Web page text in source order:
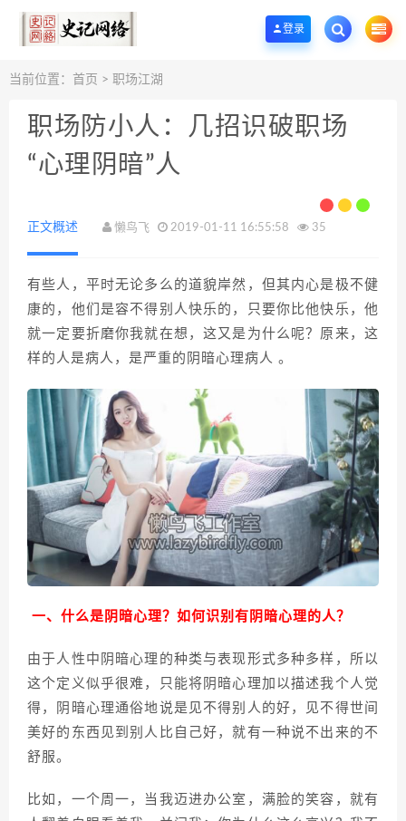
欢迎您光临史记网络工作室资源下载站，一个优质的手机App应用商店和网站源
登录
当前位置： 首页 > 职场江湖
职场防小人：几招识破职场
“心理阴暗”人
正文概述 懒鸟飞 2019-01-11 16:55:58 35
有些人，平时无论多么的道貌岸然，但其内心是极不健
康的，他们是容不得别人快乐的，只要你比他快乐，他
就一定要折磨你我就在想，这又是为什么呢？原来，这
样的人是病人，是严重的阴暗心理病人 。
一、什么是阴暗心理？如何识别有阴暗心理的人？
由于人性中阴暗心理的种类与表现形式多种多样，所以
这个定义似乎很难，只能将阴暗心理加以描述我个人觉
得，阴暗心理通俗地说是见不得别人的好，见不得世间
美好的东西见到别人比自己好，就有一种说不出来的不
舒服。
比如，一个周一，当我迈进办公室，满脸的笑容，就有